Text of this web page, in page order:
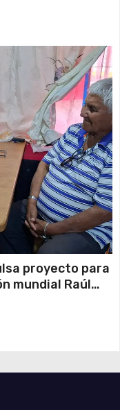
proyecto para
mundial Raúl